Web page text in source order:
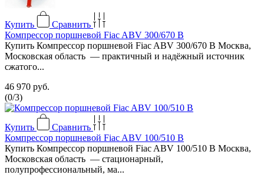
Купить
Сравнить
Компрессор поршневой Fiac ABV 300/670 В
Купить Компрессор поршневой Fiac ABV 300/670 В Москва,
Московская область — практичный и надёжный источник
сжатого...
46 970 руб.
(0/3)
Купить
Сравнить
Компрессор поршневой Fiac ABV 100/510 В
Купить Компрессор поршневой Fiac ABV 100/510 В Москва,
Московская область — стационарный,
полупрофессиональный, ма...